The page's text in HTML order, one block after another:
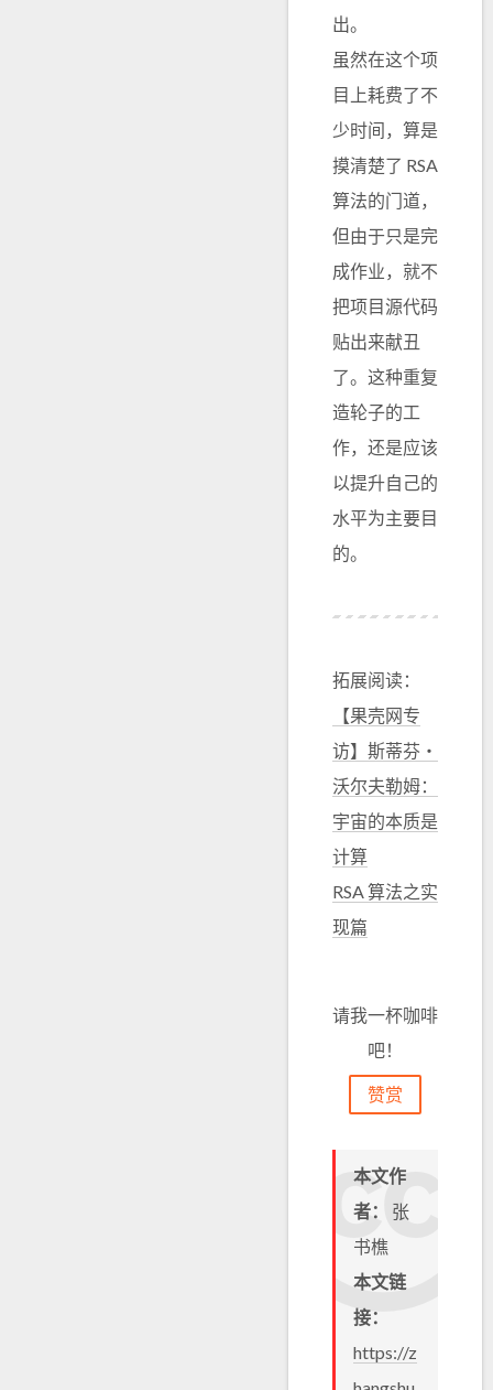
出。
虽然在这个项
目上耗费了不
少时间，算是
摸清楚了 RSA
算法的门道，
但由于只是完
成作业，就不
把项目源代码
贴出来献丑
了。这种重复
造轮子的工
作，还是应该
以提升自己的
水平为主要目
的。
拓展阅读：
【果壳网专
访】斯蒂芬・
沃尔夫勒姆：
宇宙的本质是
计算
RSA 算法之实
现篇
请我一杯咖啡
吧！
赞赏
本文作
者： 张
书樵
本文链
接：
https://z